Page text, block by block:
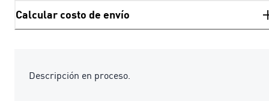
Calcular costo de envío
Descripción en proceso.